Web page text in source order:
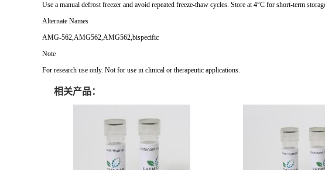
Use a manual defrost freezer and avoid repeated freeze-thaw cycles. Store at 4°C for short-term
Alternate Names
AMG-562,AMG562,AMG562,bispecific
Note
For research use only. Not for use in clinical or therapeutic applications.
相关产品：